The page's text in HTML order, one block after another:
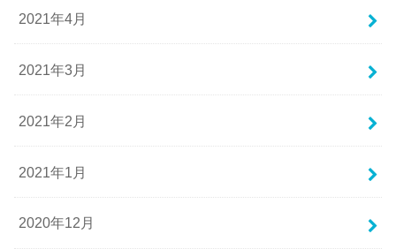
2021年4月
2021年3月
2021年2月
2021年1月
2020年12月